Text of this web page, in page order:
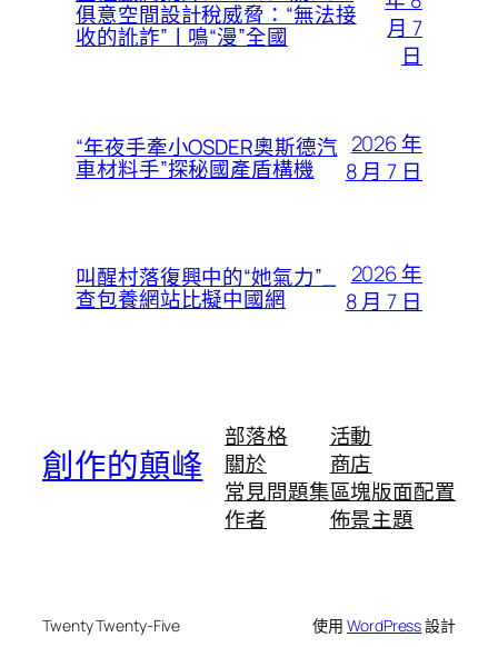
俱意空間設計稅威脅：“無法接
收的訛詐”丨鳴“漫”全國
月 7
日
“年夜手牽小OSDER奧斯德汽
車材料手”探秘國產盾構機
2026 年
8 月 7 日
叫醒村落復興中的“她氣力”_
查包養網站比擬中國網
2026 年
8 月 7 日
創作的顛峰
部落格
關於
常見問題集
作者
活動
商店
區塊版面配置
佈景主題
Twenty Twenty-Five 使用WordPress設計